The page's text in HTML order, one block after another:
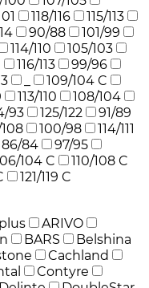
118/116
115/113
90/88
101/99
114/110
105/103
116/113
99/96
109/104 C
113/110
108/104
93 125/122
91/89
108 100/98
114/111
86/84
97/95
104 C
110/108 C
121/119 C
ARIVO
BARS
Belshina
Cachland
Contyre